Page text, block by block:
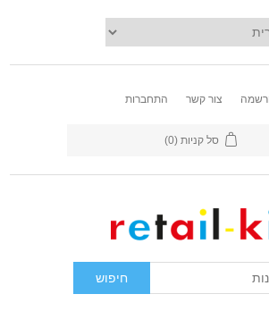
צור קשר התחברות
סל קניות (0)